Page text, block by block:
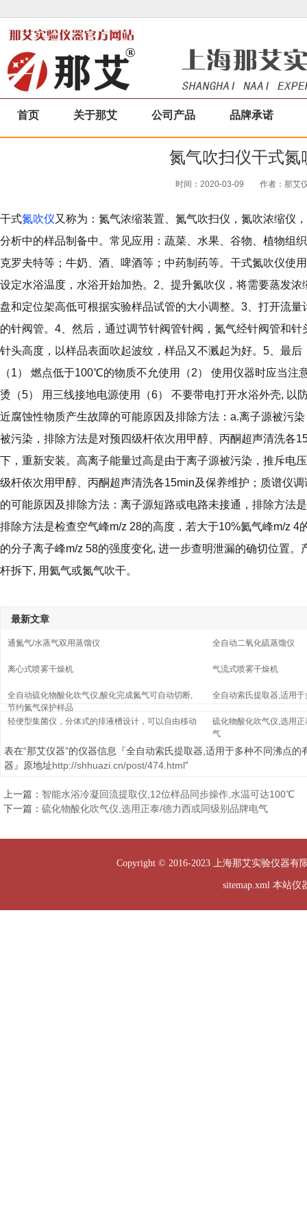
首页 关于那艾 公司产品 品牌承诺
氮气吹扫仪干式
时间：2020-03-09 作者：那艾
干式氮吹仪又称为：氮气浓缩装置、氮气吹扫仪，氮吹浓缩仪
分析中的样品制备中。常见应用：蔬菜、水果、谷物、植物组
克罗夫特等；牛奶、酒、啤酒等；中药制药等。干式氮吹仪使
设定水浴温度，水浴开始加热。2、提升氮吹仪，将需要蒸发浓
盘和定位架高低可根据实验样品试管的大小调整。3、打开流
的针阀管。4、然后，通过调节针阀管针阀，氮气经针阀管和
针头高度，以样品表面吹起波纹，样品又不溅起为好。5、最
（1） 燃点低于100℃的物质不允使用（2） 使用仪器时应当
烫（5） 用三线接地电源使用（6） 不要带电打开水浴外壳, 以
近腐蚀性物质产生故障的可能原因及排除方法：a.离子源被污
被污染，排除方法是对预四级杆依次用甲醇、丙酮超声清洗各
下，重新安装。高离子能量过高是由于离子源被污染，推斥电
级杆依次用甲醇、丙酮超声清洗各15min及保养维护；质谱仪
的可能原因及排除方法：离子源短路或电路未接通，排除方法
排除方法是检查空气峰m/z 28的高度，若大于10%氦气峰m/z
的分子离子峰m/z 58的强度变化, 进一步查明泄漏的确切位置
杆拆下, 用氦气或氮气吹干。
最新文章
通氮气/水蒸气双用蒸馏仪 全自动二氧化硫蒸馏仪
离心式喷雾干燥机 气流式喷雾干燥机
全自动硫化物酸化吹气仪,酸化完成氮气可自动切断,
节约氮气保护样品
全自动索氏提取器,适用
轻便型集菌仪，分体式的排液槽设计，可以自由移动
硫化物酸化吹气仪,选用
气
表在“那艾仪器”的仪器信息『全自动索氏提取器,适用于多种不同沸点的
器』原地址http://shhuazi.cn/post/474.html”
上一篇： 智能水浴冷凝回流提取仪,12位样品同步操作,水温可达100℃
下一篇： 硫化物酸化吹气仪,选用正泰/德力西或同级别品牌电气
Copyright © 2016-2023 上海那艾实验仪器有
sitemap.xml本站仪